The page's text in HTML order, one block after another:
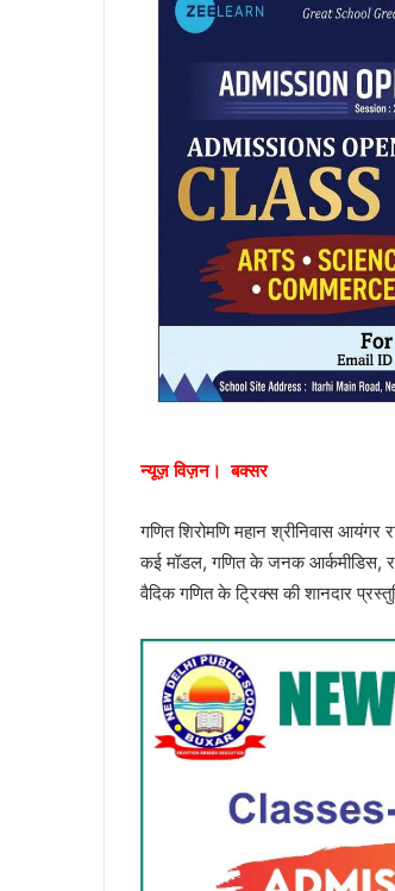
न्यूज़ विज़न। बक्सर
गणित शिरोमणि महान श्रीनिवास आयंगर
कई मॉडल, गणित के जनक आर्कमीडिस,
वैदिक गणित के ट्रिक्स की शानदार